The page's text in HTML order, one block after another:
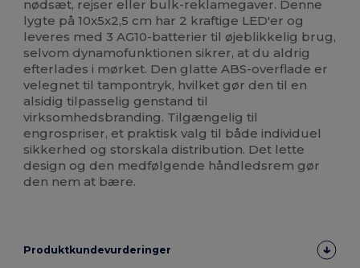
nødsæt, rejser eller bulk-reklamegaver. Denne
lygte på 10x5x2,5 cm har 2 kraftige LED'er og
leveres med 3 AG10-batterier til øjeblikkelig brug,
selvom dynamofunktionen sikrer, at du aldrig
efterlades i mørket. Den glatte ABS-overflade er
velegnet til tampontryk, hvilket gør den til en
alsidig tilpasselig genstand til
virksomhedsbranding. Tilgængelig til
engrospriser, et praktisk valg til både individuel
sikkerhed og storskala distribution. Det lette
design og den medfølgende håndledsrem gør
den nem at bære.
Produktkundevurderinger